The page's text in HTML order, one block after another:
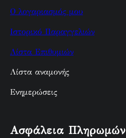
Ο λογαριασμός μου
Ιστορικό Παραγγελιών
Λίστα Επιθυμιών
Λίστα αναμονής
Ενημερώσεις
Ασφάλεια Πληρωμών